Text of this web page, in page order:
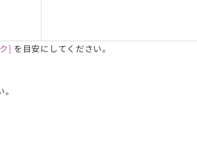
] を目安にしてください。